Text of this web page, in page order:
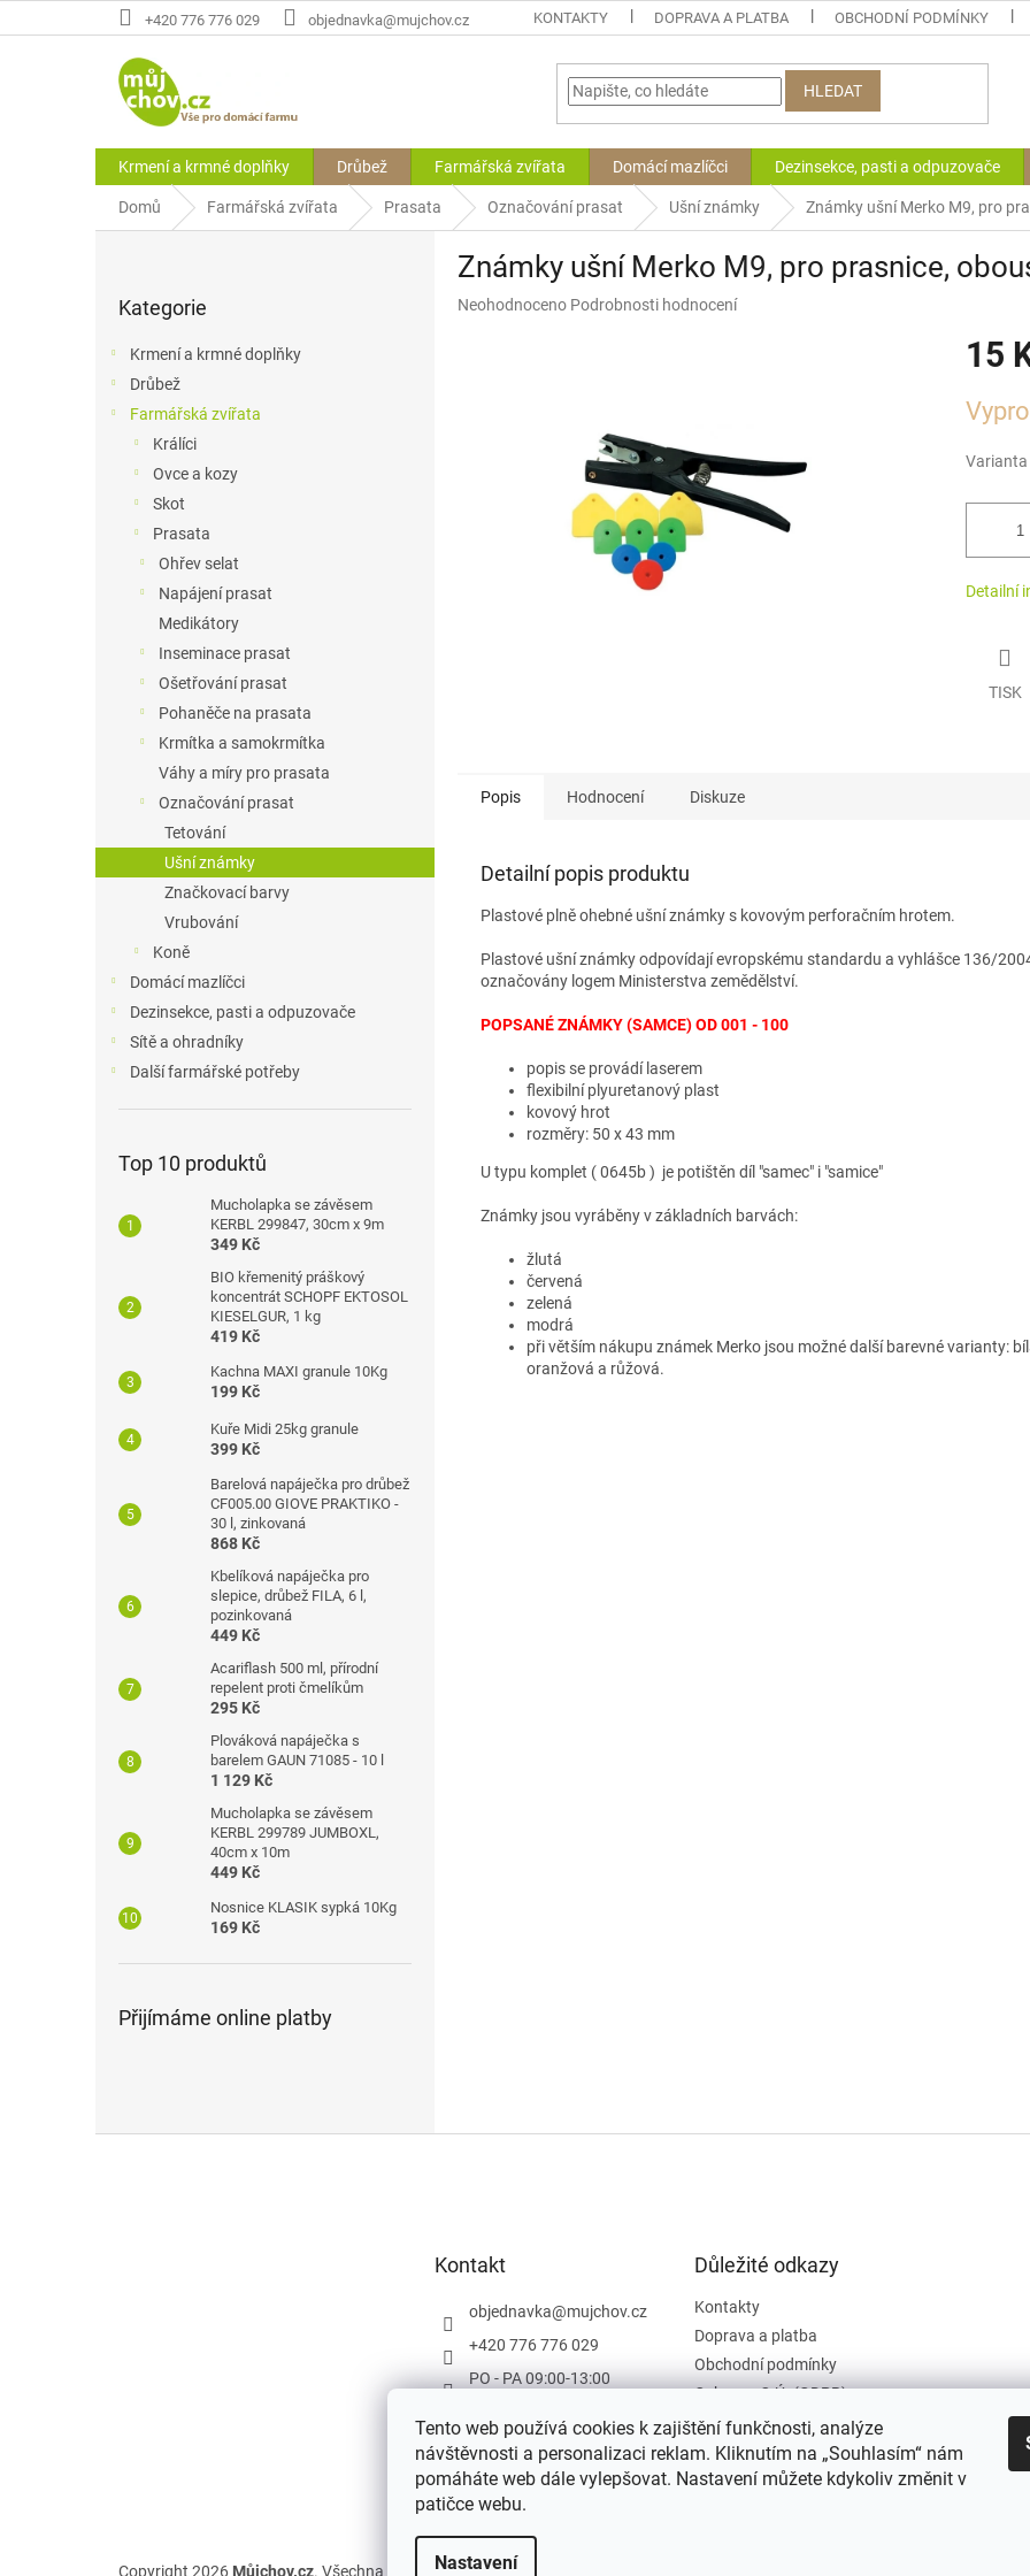
Tento web používá cookies k zajištění funkčnosti, analýze
návštěvnosti a personalizaci reklam. Kliknutím na „Souhlasím“ nám
pomáháte web dále vylepšovat. Nastavení můžete kdykoliv změnit v
patičce webu.
Nastavení
na
+420 776 776 029 objednavka@mujchov.cz KONTAKTY DOPRAVA A PLATBA OBCHODNÍ PODMÍNKY
HLEDAT
Krmení a krmné doplňky Drůbež Farmářská zvířata Domácí mazlíčci Dezinsekce, pasti a odpuzovače
Domů Farmářská zvířata Prasata Označování prasat Ušní známky Známky ušní Merko M9, pro
kategorie
Kategorie
Krmení a krmné doplňky
Drůbež
Farmářská zvířata
Králíci
Ovce a kozy
Skot
Prasata
Ohřev selat
Napájení prasat
Medikátory
Inseminace prasat
Ošetřování prasat
Pohaněče na prasata
Krmítka a samokrmítka
Váhy a míry pro prasata
Označování prasat
Tetování
Ušní známky
Značkovací barvy
Vrubování
Koně
Domácí mazlíčci
Dezinsekce, pasti a odpuzovače
Sítě a ohradníky
Další farmářské potřeby
Top 10 produktů
Mucholapka se závěsem
KERBL 299847, 30cm x 9m
349 Kč
BIO křemenitý práškový
koncentrát SCHOPF EKTOSOL
KIESELGUR, 1 kg
419 Kč
Kachna MAXI granule 10Kg
199 Kč
Kuře Midi 25kg granule
399 Kč
Barelová napáječka pro drůbež
CF005.00 GIOVE PRAKTIKO -
30 l, zinkovaná
868 Kč
Kbelíková napáječka pro
slepice, drůbež FILA, 6 l,
pozinkovaná
449 Kč
Acariflash 500 ml, přírodní
repelent proti čmelíkům
295 Kč
Plováková napáječka s
barelem GAUN 71085 - 10 l
1 129 Kč
Mucholapka se závěsem
KERBL 299789 JUMBOXL,
40cm x 10m
449 Kč
Nosnice KLASIK sypká 10Kg
169 Kč
Přijímáme online platby
Známky ušní Merko M9, pro prasnice,
Průměrné
Neohodnoceno Podrobnosti hodnocení
15
cena:
Varianta
Detailní
TISK
Popis Hodnocení Diskuze
Detailní popis produktu
Plastové plně ohebné ušní známky s kovovým perforačním hrotem.
Plastové ušní známky odpovídají evropskému standardu a vyhlášce 136/
označovány logem Ministerstva zemědělství.
POPSANÉ ZNÁMKY (SAMCE) OD 001 - 100
popis se provádí laserem
flexibilní plyuretanový plast
kovový hrot
rozměry: 50 x 43 mm
U typu komplet ( 0645b ) je potištěn díl "samec" i "samice"
Známky jsou vyráběny v základních barvách:
žlutá
červená
zelená
modrá
při větším nákupu známek Merko jsou možné další barevné varianty:
oranžová a růžová.
Kontakt
objednavka@mujchov.cz
+420 776 776 029
PO - PA 09:00-13:00
Důležité odkazy
Kontakty
Doprava a platba
Obchodní podmínky
Ochrana O.Ú. (GDPR)
Vrácení zboží
Hodnocení obchodu
Moje objednávka
Copyright 2026 Můjchov.cz. Všechna práva vyhrazena.Upravit nastavení cookies